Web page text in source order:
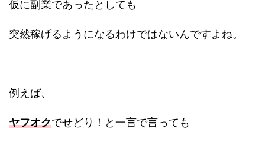
仮に副業であったとしても
突然稼げるようになるわけではないんですよね。
例えば、
ヤフオクでせどり！と一言で言っても